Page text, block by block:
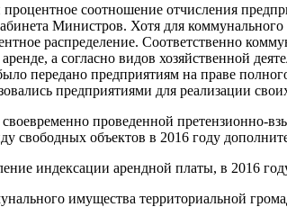
соотношение отчисления
Министров. Хотя для
распределение. Соответственно
а согласно видов хозяйственной
передано предприятиям на праве
предприятиями для реализации
проведенной претензионно-
свободных объектов в 2016 году
индексации арендной платы, в 2016
имущества территориальной